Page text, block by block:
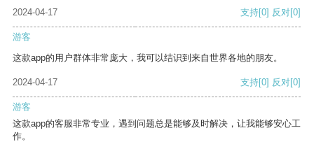
2024-04-17
支持[0] 反对[0]
游客
这款app的用户群体非常庞大，我可以结识到来自世界各地的朋友。
2024-04-17 支持[0] 反对[0]
游客
这款app的客服非常专业，遇到问题总是能够及时解决，让我能够安心工
作。